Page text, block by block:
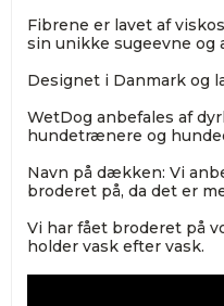
Fibrene er lavet af
sin unikke sugeevne og
Designet i Danmark og
WetDog anbefales af
hundetrænere og
Navn på dækken: Vi
broderet på, da det er
Vi har fået broderet på
holder vask efter vask.